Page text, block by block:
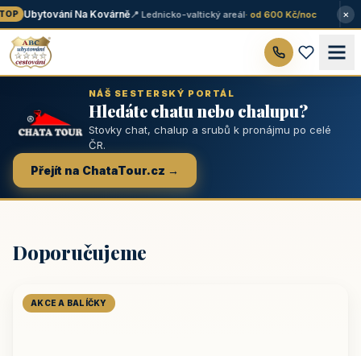
Ubytování Na Kovárně📍 Lednicko-valtický areál· od 600 Kč/noc ×
NÁŠ SESTERSKÝ PORTÁL
Hledáte chatu nebo chalupu?
Stovky chat, chalup a srubů k pronájmu po celé
ČR.
Přejít na ChataTour.cz →
Doporučujeme
AKCE A BALÍČKY